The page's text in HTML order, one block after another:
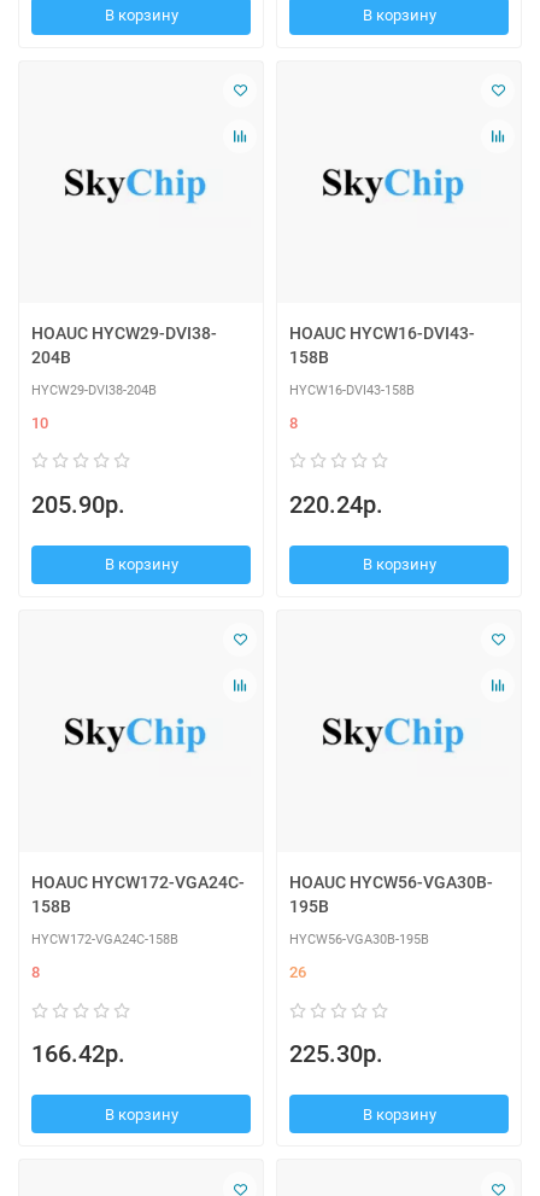
В корзину В корзину
HOAUC HYCW29-DVI38-
204B
HYCW29-DVI38-204B
10
205.90р.
В корзину
HOAUC HYCW16-DVI43-
158B
HYCW16-DVI43-158B
8
220.24р.
В корзину
HOAUC HYCW172-VGA24C-
158B
HYCW172-VGA24C-158B
8
166.42р.
В корзину
HOAUC HYCW56-VGA30B-
195B
HYCW56-VGA30B-195B
26
225.30р.
В корзину